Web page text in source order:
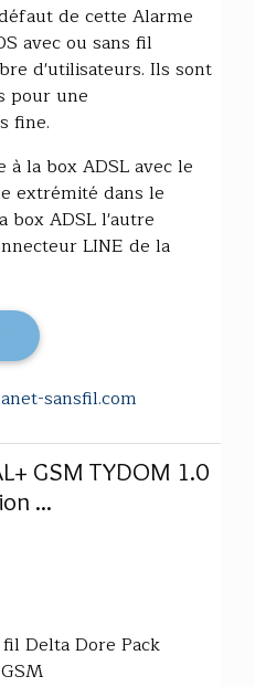
de cette Alarme
avec ou sans fil
d'utilisateurs. Ils sont
pour une
fine.
à la box ADSL avec le
extrémité dans le
box ADSL l'autre
LINE de la
sansfil.com
GSM TYDOM 1.0
...
Delta Dore Pack